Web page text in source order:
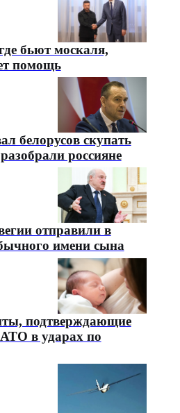
бьют москаля,
помощь
белорусов скупать
россияне
отправили в
имени сына
подтверждающие
в ударах по